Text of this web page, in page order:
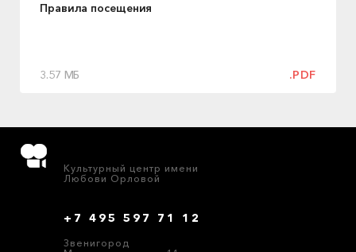
Правила посещения
3.57 МБ .PDF
Культурный центр имени
Любови Орловой
+7 495 597 71 12
Звенигород